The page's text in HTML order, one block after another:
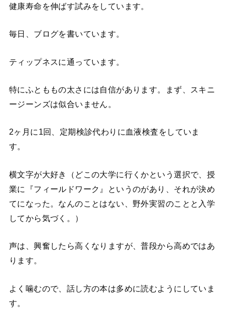
健康寿命を伸ばす試みをしています。
毎日、ブログを書いています。
ティップネスに通っています。
特にふとももの太さには自信があります。まず、スキニ
ージーンズは似合いません。
2ヶ月に1回、定期検診代わりに血液検査をしていま
す。
横文字が大好き（どこの大学に行くかという選択で、授
業に『フィールドワーク』というのがあり、それが決め
てになった。なんのことはない、野外実習のことと入学
してから気づく。）
声は、興奮したら高くなりますが、普段から高めではあ
ります。
よく噛むので、話し方の本は多めに読むようにしていま
す。